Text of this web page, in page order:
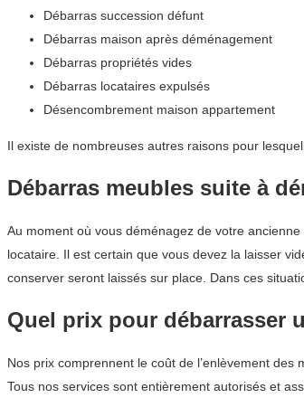
Débarras succession défunt
Débarras maison après déménagement
Débarras propriétés vides
Débarras locataires expulsés
Désencombrement maison appartement
Il existe de nombreuses autres raisons pour
Débarras meubles suite à
Au moment où vous déménagez de votre
locataire. Il est certain que vous devez la laisser
conserver seront laissés sur place. Dans ces
Quel prix pour débarrasser
Nos prix comprennent le coût de l’enlèvement
Tous nos services sont entièrement autorisés et